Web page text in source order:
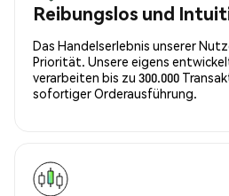
Reibungslos und
Das Handelserlebnis unserer
Priorität. Unsere eigens
verarbeiten bis zu 300.000
sofortiger Orderausführung.